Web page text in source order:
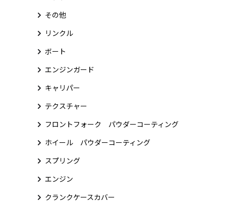
その他
リンクル
ボート
エンジンガード
キャリパー
テクスチャー
フロントフォーク パウダーコーティング
ホイール パウダーコーティング
スプリング
エンジン
クランクケースカバー